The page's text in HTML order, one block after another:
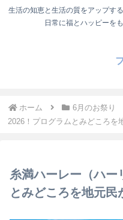
生活の知恵と生活の質をアップす
日常に福とハッピーを
ホーム 6月のお祭り
2026！プログラムとみどころを
糸満ハーレー（ハー
とみどころを地元民